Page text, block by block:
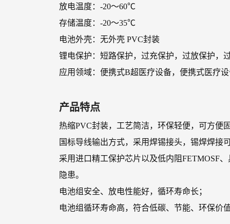
放电温度：-20～60℃
存储温度：-20～35℃
电池外壳：无外壳 PVC封装
锂电保护：短路保护，过充保护，过放保护，
应用领域：便携式B超医疗设备，便携式医疗
产品特点
热缩PVC封装，工艺简洁，环保轻便，可方便
国标导线输出方式，采用焊锡接头，锡焊焊接
采用进口精工保护芯片以及低内阻FETMOSF
隐患。
电池组安全、放电性能好，循环寿命长；
电池组循环寿命高，符合低碳、节能、环保价